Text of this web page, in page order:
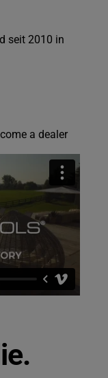
seit 2010 in